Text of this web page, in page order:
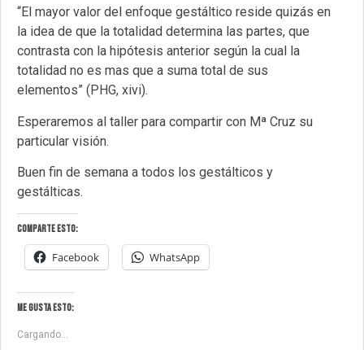
“El mayor valor del enfoque gestáltico reside quizás en
la idea de que la totalidad determina las partes, que
contrasta con la hipótesis anterior según la cual la
totalidad no es mas que a suma total de sus
elementos” (PHG, xivi).
Esperaremos al taller para compartir con Mª Cruz su
particular visión.
Buen fin de semana a todos los gestálticos y
gestálticas.
Comparte esto:
Facebook WhatsApp
Me gusta esto:
Cargando...